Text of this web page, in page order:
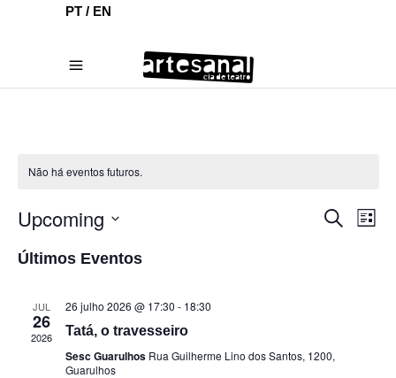
PT / EN
Não há eventos futuros.
Pesquisa
Eventos
Procurar
eventos
List
Upcoming
a
Últimos Eventos
JUL
26
2026
26 julho 2026 @ 17:30 - 18:30
Tatá, o travesseiro
Sesc Guarulhos Rua Guilherme Lino dos Santos, 1200,
Guarulhos